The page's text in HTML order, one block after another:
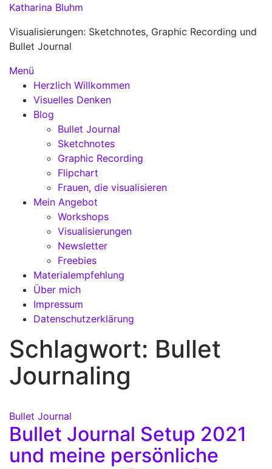
Zum
springen
Katharina Bluhm
Visualisierungen: Sketchnotes, Graphic Recording und
Bullet Journal
Menü
Herzlich Willkommen
Visuelles Denken
Blog
Bullet Journal
Sketchnotes
Graphic Recording
Flipchart
Frauen, die visualisieren
Mein Angebot
Workshops
Visualisierungen
Newsletter
Freebies
Materialempfehlung
Über mich
Impressum
Datenschutzerklärung
Schlagwort: Bullet
Journaling
Bullet Journal
Bullet Journal Setup 2021
und meine persönliche